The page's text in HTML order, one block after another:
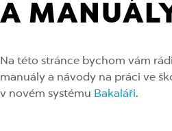
A
Na této stránce bychom vám
manuály a návody na práci ve
v novém systému Bakaláři.